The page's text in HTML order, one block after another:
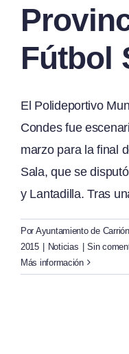
Fútbol
El Polideportivo
Condes fue
marzo para la final
Sala, que se
y Lantadilla. Tras
Por Ayuntamiento de
2015 | Noticias | Sin
Más información